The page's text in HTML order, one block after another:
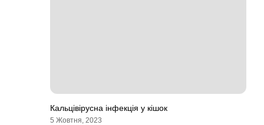
Кальцівірусна інфекція у кішок
5 Жовтня, 2023